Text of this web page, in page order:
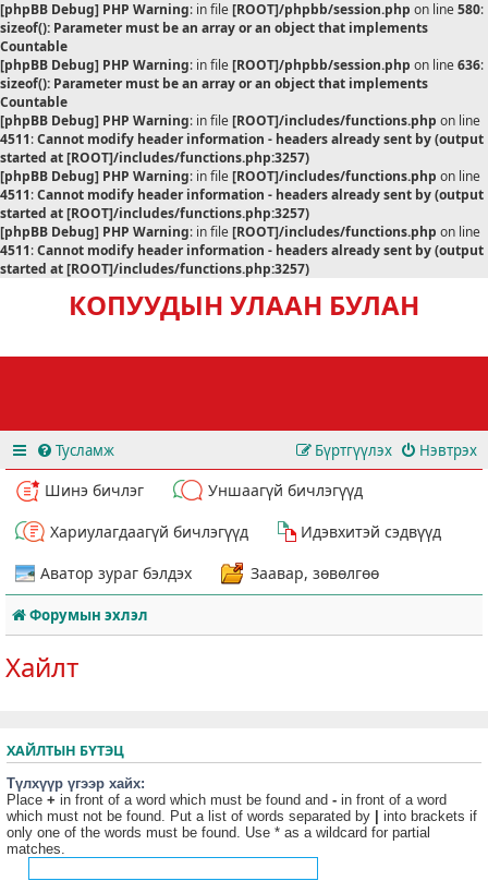
[phpBB Debug] PHP Warning: in file[ROOT]/phpbb/session.php on line580:
sizeof(): Parameter must be an array or an object that implements
Countable
[phpBB Debug] PHP Warning: in file[ROOT]/phpbb/session.php on line636:
sizeof(): Parameter must be an array or an object that implements
Countable
[phpBB Debug] PHP Warning: in file[ROOT]/includes/functions.php on line
4511:Cannot modify header information - headers already sent by (output
started at [ROOT]/includes/functions.php:3257)
[phpBB Debug] PHP Warning: in file[ROOT]/includes/functions.php on line
4511:Cannot modify header information - headers already sent by (output
started at [ROOT]/includes/functions.php:3257)
[phpBB Debug] PHP Warning: in file[ROOT]/includes/functions.php on line
4511:Cannot modify header information - headers already sent by (output
started at [ROOT]/includes/functions.php:3257)
КОПУУДЫН УЛААН БУЛАН
Тусламж Нэвтрэх
Бүртгүүлэх
Шинэ бичлэг
Уншаагүй бичлэгүүд
Хариулагдаагүй бичлэгүүд
Идэвхитэй сэдвүүд
Аватор зураг бэлдэх
Заавар, зөвөлгөө
Форумын эхлэл
Хайлт
ХАЙЛТЫН БҮТЭЦ
Түлхүүр үгээр хайх:
Place + in front of a word which must be found and - in front of a word
which must not be found. Put a list of words separated by | into brackets if
only one of the words must be found. Use * as a wildcard for partial
matches.